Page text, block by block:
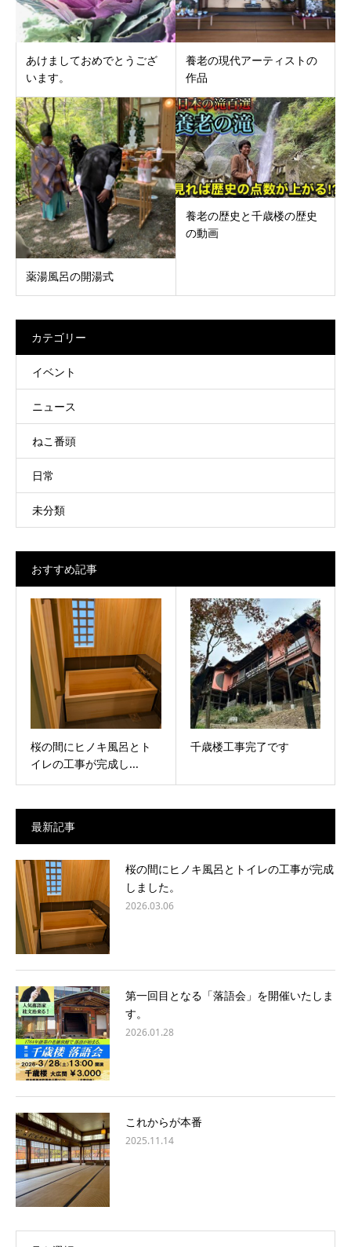
あけましておめでとうござ
います。
養老の現代アーティストの
作品
薬湯風呂の開湯式
養老の歴史と千歳楼の歴史
の動画
カテゴリー
イベント
ニュース
ねこ番頭
日常
未分類
おすすめ記事
桜の間にヒノキ風呂とト
イレの工事が完成し...
千歳楼工事完了です
最新記事
桜の間にヒノキ風呂とトイレの工事が完成
しました。
2026.03.06
第一回目となる「落語会」を開催いたしま
す。
2026.01.28
これからが本番
2025.11.14